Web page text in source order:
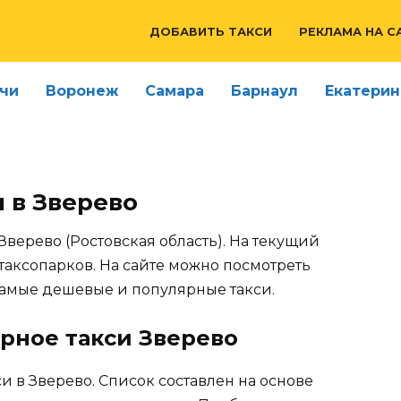
ДОБАВИТЬ ТАКСИ РЕКЛАМА НА
Воронеж Самара Барнаул
в Зверево
(Ростовская область). На текущий
На сайте можно посмотреть
дешевые и популярные такси.
такси Зверево
в Зверево. Список составлен на основе